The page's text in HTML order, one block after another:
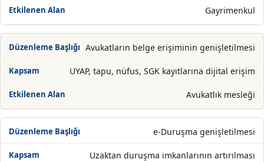
Gayrimenkul
Avukatların belge erişiminin genişletilmesi
UYAP, tapu, nüfus, SGK kayıtlarına dijital erişim
Avukatlık mesleği
e-Duruşma genişletilmesi
Uzaktan duruşma imkanlarının artırılması